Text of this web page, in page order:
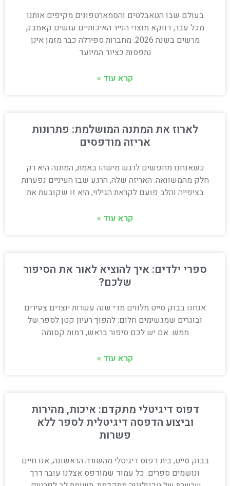
בעולם שבו הטאבלטים והסמארטפונים מקיפים אותנו
מכל עבר, דווקא מוצרי הנייר האיכותיים עושים קאמבק
מרשים בשנת 2026. מחברות ספירלה כבר מזמן אינן
נתפסות כציוד המיועד
קרא עוד »
לארוז את המתנה המושלמת: פתרונות
אריזה מודפסים
כשאנחנו מחפשים לרגש מישהו באמת, המתנה היא רק
חלק מהמשוואה. האריזה שלה, הרגע שבו העיניים נפערות
בציפייה והלב פועם לקראת הגילוי, היא זו שקובעת את
קרא עוד »
ספרי ילדים: איך להוציא לאור את הסיפור
שלכם?
אנחנו בבוק סייט מלווים מדי שנה עשרות יוצרים צעירים
ובוגרים שמגשימים חלום: להפוך רעיון קטן לספר של
ממש. אם יש לכם סיפור בראש, דמות קסומה
קרא עוד »
דפוס דיגיטלי מתקדם: איכות, מהירות
וביצוע הדפסה דיגיטלית לספר ללא
פשרות
בבוק סייט, בית דפוס דיגיטלי מהשורה הראשונה, אנו חיים
ונושמים ספרים. כל עמוד שמודפס אצלנו עובר דרך